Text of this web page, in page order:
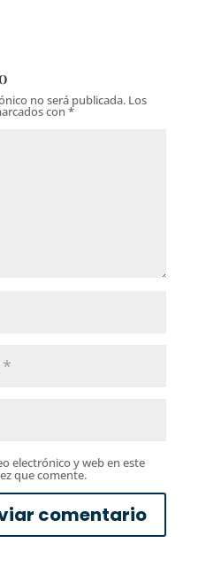
no será publicada. Los
con *
electrónico y web en este
que comente.